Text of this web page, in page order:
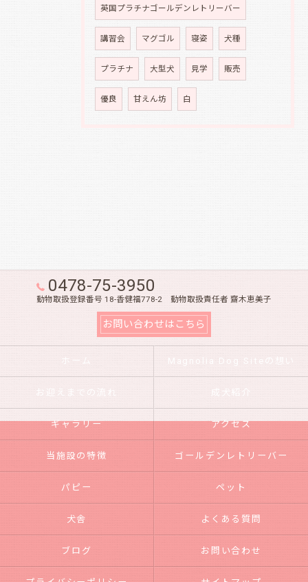
英国プラチナゴールデンレトリーバー
講習会 マグゴル 寝姿 犬種
プラチナ 大型犬 見学 販売
優良 甘えん坊 白
0478-75-3950
動物取扱登録番号 18-香健福778-2 動物取扱責任者 齋木恵美子
お問い合わせはこちら
ホーム Magnolia Dog Siteの想い
お迎えまでの流れ 成犬紹介
ギャラリー アクセス
当施設の特徴 ゴールデンレトリーバー
パピー ペット
犬舎 よくある質問
ブログ お問い合わせ